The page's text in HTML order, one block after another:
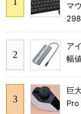
マ
ア
幅
巨
Pro